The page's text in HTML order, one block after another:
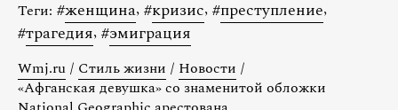
Теги: #женщина, #кризис, #преступление,
#трагедия, #эмиграция
Wmj.ru / Стиль жизни / Новости /
«Афганская девушка» со знаменитой обложки